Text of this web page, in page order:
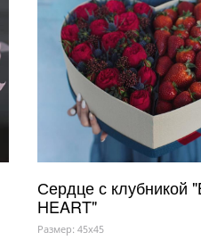
Сердце с клубникой
HEART"
Размер: 45x45